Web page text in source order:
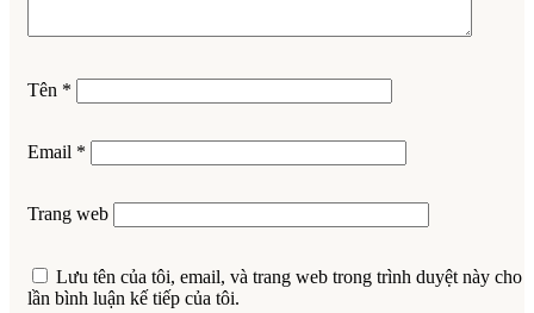
Tên *
Email *
Trang web
Lưu tên của tôi, email, và trang web trong trình duyệt này cho
lần bình luận kế tiếp của tôi.